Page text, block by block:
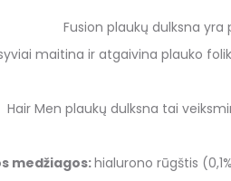
Fusion plaukų dulksna
maitina ir atgaivina plauko
Hair Men plaukų dulksna tai
medžiagos:hialurono rūgštis